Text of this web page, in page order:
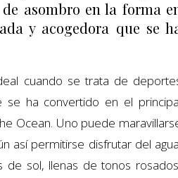
asombro en la forma
y acogedora que se
cuando se trata de
se ha convertido en el
Ocean. Uno puede
así permitirse disfrutar del
sol, llenas de tonos